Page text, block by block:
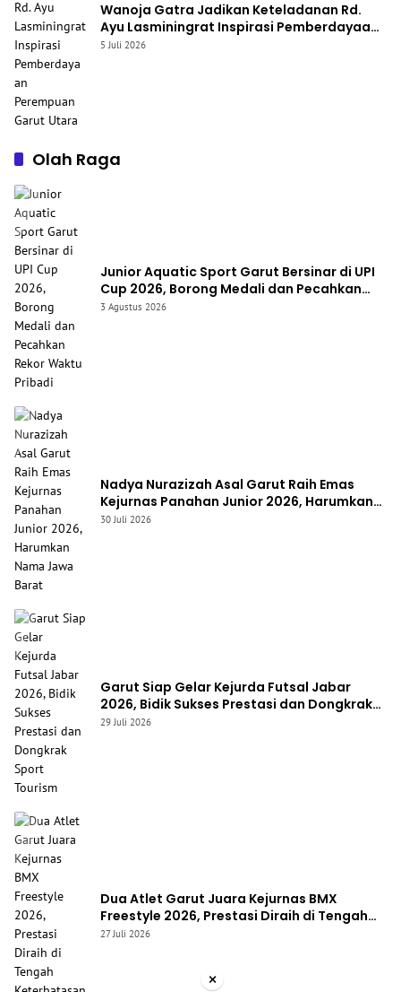
Wanoja Gatra Jadikan Keteladanan Rd.
Ayu Lasminingrat Inspirasi Pemberdayaan
Perempuan Garut Utara
5 Juli 2026
Olah Raga
Junior Aquatic Sport Garut Bersinar di UPI
Cup 2026, Borong Medali dan Pecahkan
Rekor Waktu Pribadi
3 Agustus 2026
Nadya Nurazizah Asal Garut Raih Emas
Kejurnas Panahan Junior 2026, Harumkan
Nama Jawa Barat
30 Juli 2026
Garut Siap Gelar Kejurda Futsal Jabar
2026, Bidik Sukses Prestasi dan Dongkrak
Sport Tourism
29 Juli 2026
Dua Atlet Garut Juara Kejurnas BMX
Freestyle 2026, Prestasi Diraih di Tengah
Keterbatasan Fasilitas
27 Juli 2026
×